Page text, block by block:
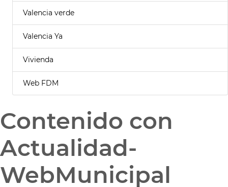
Valencia verde
Valencia Ya
Vivienda
Web FDM
Contenido con
Actualidad-
WebMunicipal